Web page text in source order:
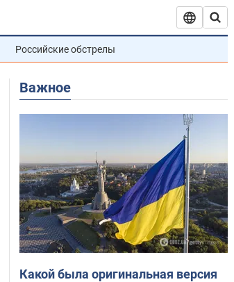
Российские обстрелы
Важное
Какой была оригинальная версия